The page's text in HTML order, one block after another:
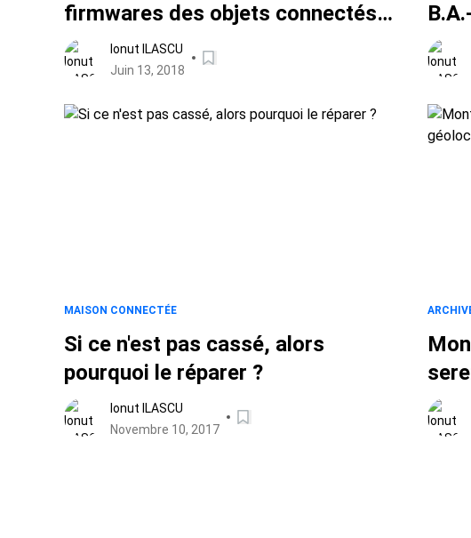
firmwares des objets connectés
sont vulnérables, c’est donc à
vous de les protéger
Ionut ILASCU
Juin 13, 2018
MAISON CONNECTÉE
Si ce n'est pas cassé, alors
pourquoi le réparer ?
Ionut ILASCU
Novembre 10, 2017
vos